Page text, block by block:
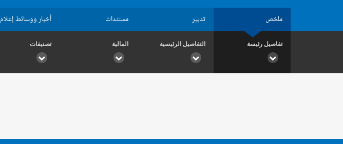
ملخص تدبير مستندات أخبار ووسائط إعلام
تفاصيل رئيسة التفاصيل الرئيسية المالية تصنيفات